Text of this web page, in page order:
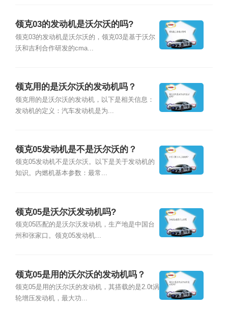
领克03的发动机是沃尔沃的吗?
领克03的发动机是沃尔沃的，领克03是基于沃尔
沃和吉利合作研发的cma...
领克用的是沃尔沃的发动机吗？
领克用的是沃尔沃的发动机，以下是相关信息：
发动机的定义：汽车发动机是为...
领克05发动机是不是沃尔沃的？
领克05发动机不是沃尔沃。以下是关于发动机的
知识。内燃机基本参数：最常...
领克05是沃尔沃发动机吗?
领克05匹配的是沃尔沃发动机，生产地是中国台
州和张家口。领克05发动机...
领克05是用的沃尔沃的发动机吗？
领克05是用的沃尔沃的发动机，其搭载的是2.0t涡
轮增压发动机，最大功...